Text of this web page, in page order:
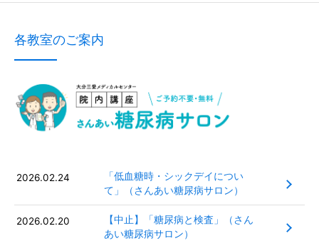
各教室のご案内
2026.02.24
「低血糖時・シックデイについ
て」（さんあい糖尿病サロン）
2026.02.20
【中止】「糖尿病と検査」（さん
あい糖尿病サロン）